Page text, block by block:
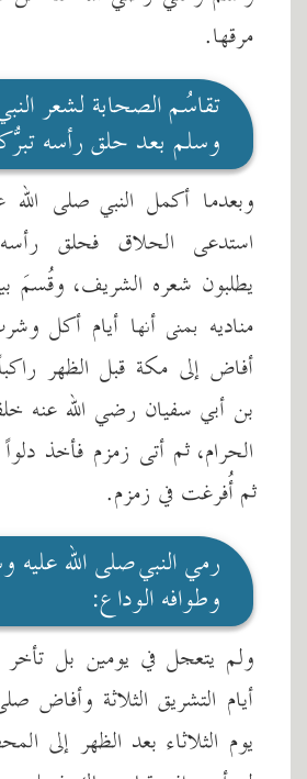
مرقها.
تقاسُم الصحابة لشعر
وسلم بعد حلق رأسه
وبعدما أكمل النبي صلى
استدعى الحلاق فحلق
يطلبون شعره الشريف، وقُسمَ
مناديه بمنى أنها أيام أكل
أفاض إلى مكة قبل الظهر
بن أبي سفيان رضي الله عنه
الحرام، ثم أتى زمزم فأخذ
ثم أُفرغت في زمزم.
رمي النبي صلى الله
وطوافه الوداع:
ولم يتعجل في يومين بل
أيام التشريق الثلاثة وأفاض
يوم الثلاثاء بعد الظهر